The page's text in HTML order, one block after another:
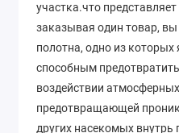
участка.что представляет
заказывая один товар,
полотна, одно из которых
способным
воздействии
предотвращающей
других насекомых внутрь